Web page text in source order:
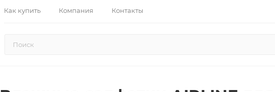
Как купить Компания Контакты